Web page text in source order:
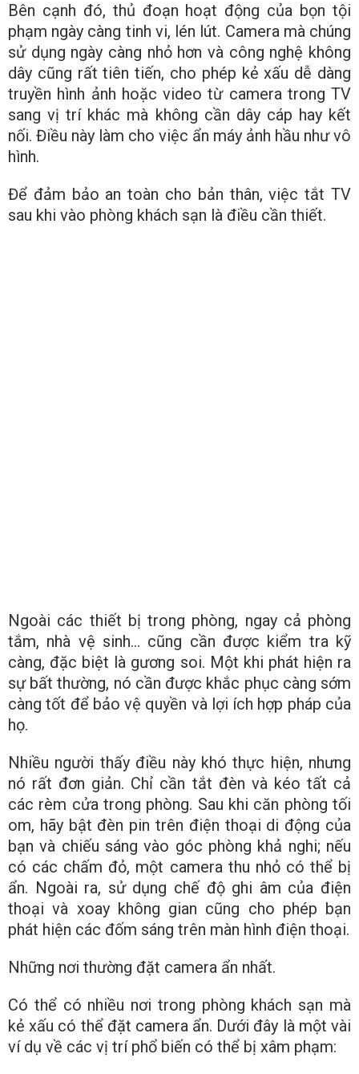
Bên cạnh đó, thủ đoạn hoạt động của bọn tội
phạm ngày càng tinh vi, lén lút. Camera mà chúng
sử dụng ngày càng nhỏ hơn và công nghệ không
dây cũng rất tiên tiến, cho phép kẻ xấu dễ dàng
truyền hình ảnh hoặc video từ camera trong TV
sang vị trí khác mà không cần dây cáp hay kết
nối. Điều này làm cho việc ẩn máy ảnh hầu như vô
hình.
Để đảm bảo an toàn cho bản thân, việc tắt TV
sau khi vào phòng khách sạn là điều cần thiết.
Ngoài các thiết bị trong phòng, ngay cả phòng
tắm, nhà vệ sinh… cũng cần được kiểm tra kỹ
càng, đặc biệt là gương soi. Một khi phát hiện ra
sự bất thường, nó cần được khắc phục càng sớm
càng tốt để bảo vệ quyền và lợi ích hợp pháp của
họ.
Nhiều người thấy điều này khó thực hiện, nhưng
nó rất đơn giản. Chỉ cần tắt đèn và kéo tất cả
các rèm cửa trong phòng. Sau khi căn phòng tối
om, hãy bật đèn pin trên điện thoại di động của
bạn và chiếu sáng vào góc phòng khả nghi; nếu
có các chấm đỏ, một camera thu nhỏ có thể bị
ẩn. Ngoài ra, sử dụng chế độ ghi âm của điện
thoại và xoay không gian cũng cho phép bạn
phát hiện các đốm sáng trên màn hình điện thoại.
Những nơi thường đặt camera ẩn nhất.
Có thể có nhiều nơi trong phòng khách sạn mà
kẻ xấu có thể đặt camera ẩn. Dưới đây là một vài
ví dụ về các vị trí phổ biến có thể bị xâm phạm: